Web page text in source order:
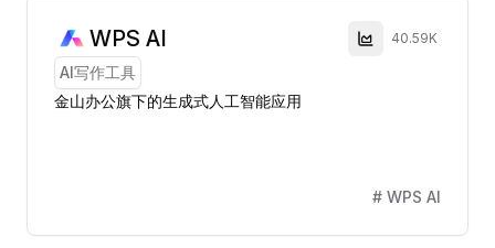
WPS AI 40.59K
AI写作工具
金山办公旗下的生成式人工智能应用
# WPS AI